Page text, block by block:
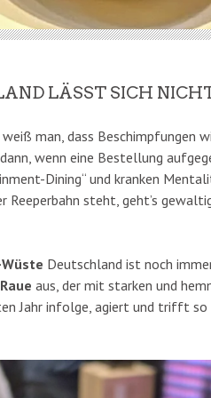
LÄSST SICH
man, dass Beschimpfungen
wenn eine Bestellung
Dining“ und kranken
Reeperbahn steht, geht’s
Deutschland ist noch
aus, der mit starken und
Jahr infolge, agiert und trifft so